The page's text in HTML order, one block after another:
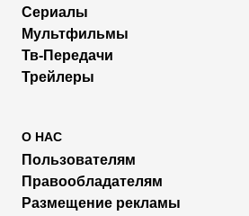
Сериалы
Мультфильмы
Тв-Передачи
Трейлеры
О НАС
Пользователям
Правообладателям
Размещение рекламы